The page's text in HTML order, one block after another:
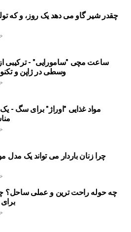
چقدر شیر گاو می دهد یک روز، و که
ساعت مچی "سامورایی" - ترکیبی
وسطی در ژاپن و
مواد غذایی "اوراژ" برای سگ -
چرا زنان باردار می تواند یک مدل
چه حوله راحت ترین و عملی ساحل؟